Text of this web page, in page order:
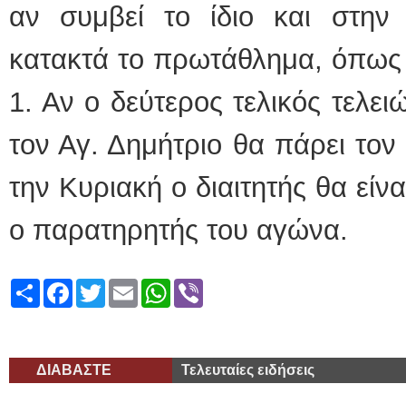
αν συμβεί το ίδιο και
κατακτά το πρωτάθλημα, όπως
1. Αν ο δεύτερος τελικός
τον Αγ. Δημήτριο θα πάρει τον
την Κυριακή ο διαιτητής θα
ο παρατηρητής του αγώνα.
ShareFacebook
TwitterEmailWhatsApp
ΔΙΑΒΑΣΤΕ Τελευταίες ειδήσεις